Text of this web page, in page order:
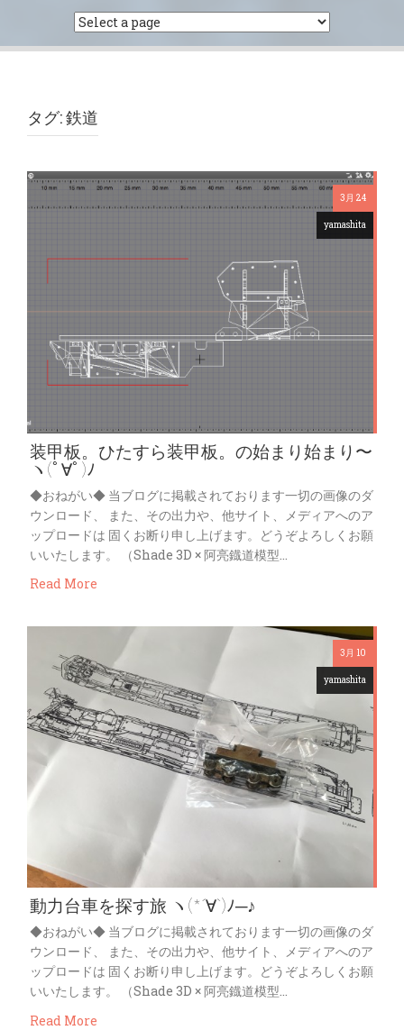
タグ: 鉄道
3月 24
yamashita
装甲板。ひたすら装甲板。の始まり始まり〜
ヽ(ﾟ∀ﾟ)ﾉ
◆おねがい◆ 当ブログに掲載されております一切の画像のダ
ウンロード、 また、その出力や、他サイト、メディアへのア
ップロードは 固くお断り申し上げます。どうぞよろしくお願
いいたします。 （Shade 3D × 阿亮鐡道模型…
Read More
3月 10
yamashita
動力台車を探す旅 ヽ(*´∀`)ﾉ─♪
◆おねがい◆ 当ブログに掲載されております一切の画像のダ
ウンロード、 また、その出力や、他サイト、メディアへのア
ップロードは 固くお断り申し上げます。どうぞよろしくお願
いいたします。 （Shade 3D × 阿亮鐡道模型…
Read More